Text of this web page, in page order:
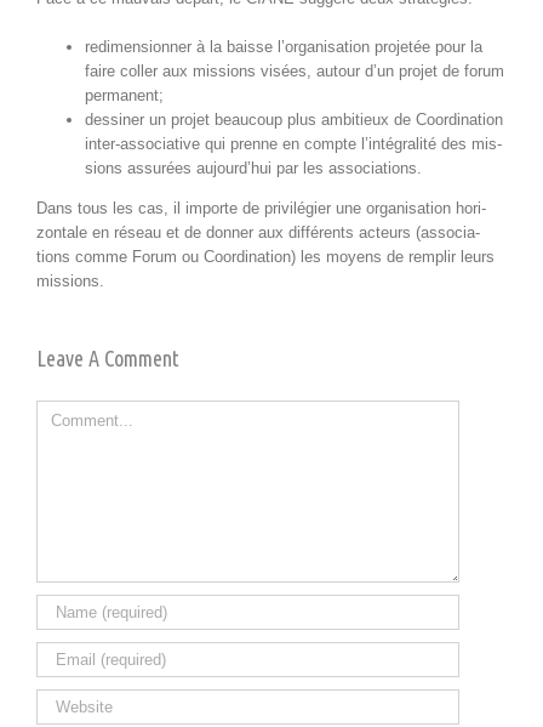
red­i­men­sion­ner à la baisse l’organisation pro­jetée pour la
faire coller aux mis­sions visées, autour d’un pro­jet de forum
permanent;
dessin­er un pro­jet beau­coup plus ambitieux de Coor­di­na­tion
inter-asso­cia­tive qui prenne en compte l’intégralité des mis­
sions assurées aujourd’hui par les associations.
Dans tous les cas, il importe de priv­ilégi­er une organ­i­sa­tion hor­i­
zon­tale en réseau et de don­ner aux dif­férents acteurs (asso­ci­a­
tions comme Forum ou Coor­di­na­tion) les moyens de rem­plir leurs
missions.
Leave A Comment